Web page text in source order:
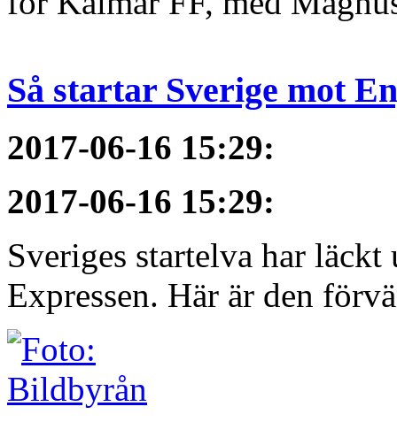
Så startar Sverige mot
2017-06-16 15:29:
2017-06-16 15:29:
Sveriges startelva har
Expressen. Här är den